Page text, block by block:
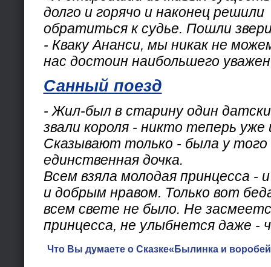
долго и горячо и наконец решили
обратиться к судье. Пошли
- Кваку Ананси, мы никак не
нас достоин наибольшего
Санный поезд
- Жил-был в старину один
звали короля - никто теперь
Сказывают только - была у того
единственная дочка.
Всем взяла молодая принцесса -
и добрым нравом. Только вот
всем свете не было. Не
принцесса, не улыбнется даже -
Что Вы думаете о Сказке«Былинка и